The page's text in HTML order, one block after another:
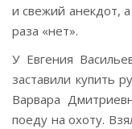
и свежий анекдот,
раза «нет».
У Евгения
заставили купить
Варвара
поеду на охоту.